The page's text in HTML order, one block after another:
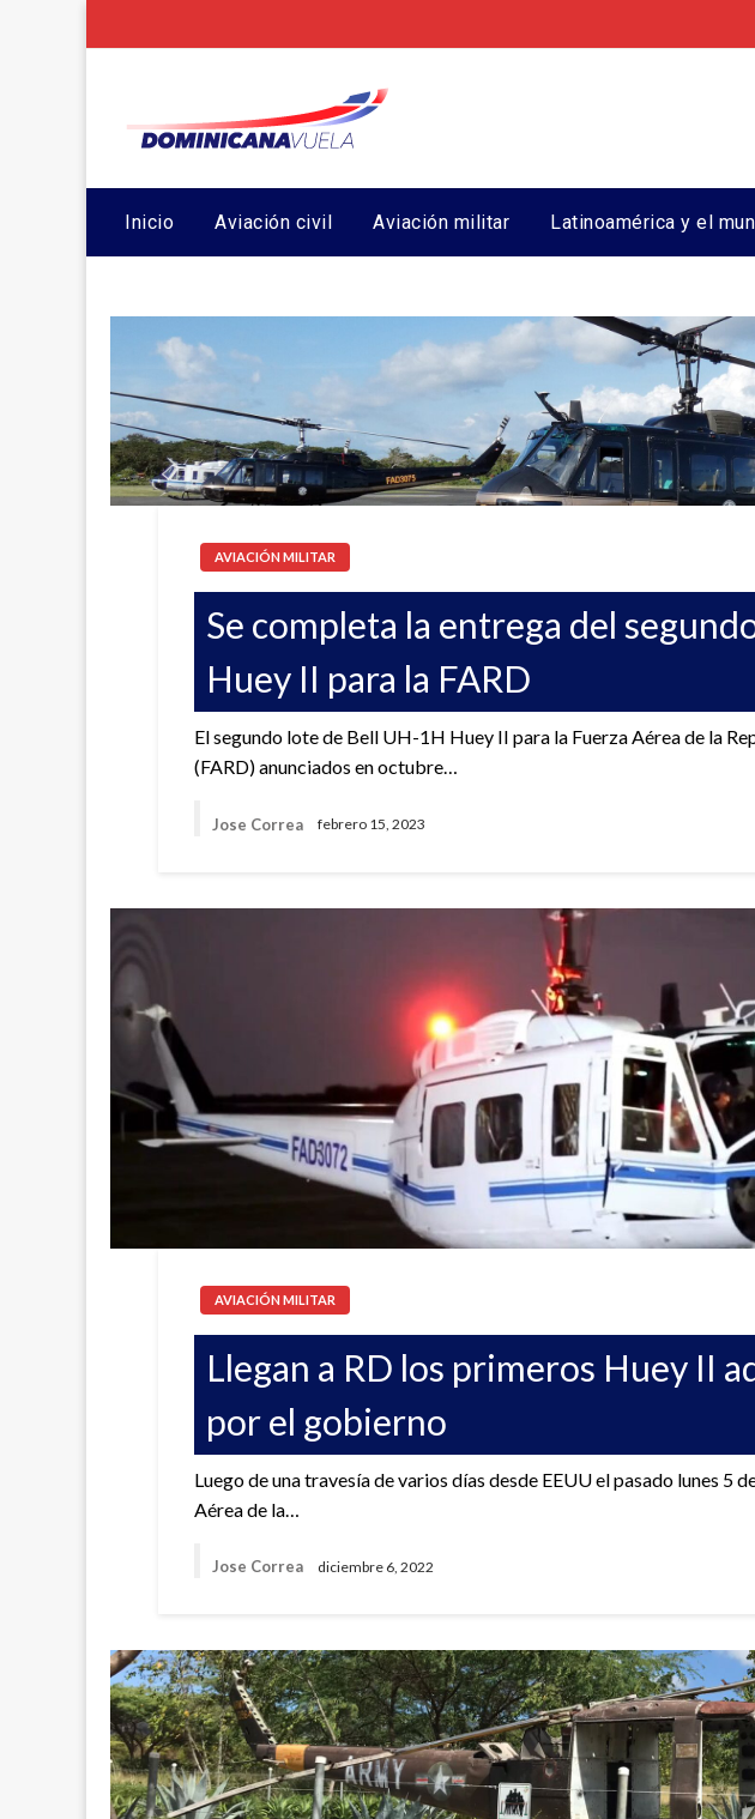
Inicio Aviación civil Aviación militar Latinoamérica y el
AVIACIÓN MILITAR
Se completa la entrega del
Huey II para la FARD
El segundo lote de Bell UH-1H Huey II para la Fuerza Aérea de la
(FARD) anunciados en octubre…
Jose Correa febrero 15, 2023
AVIACIÓN MILITAR
Llegan a RD los primeros Huey II
por el gobierno
Luego de una travesía de varios días desde EEUU el pasado lunes 5
Aérea de la…
Jose Correa diciembre 6, 2022